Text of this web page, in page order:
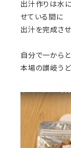
出汁作りは水
せている間に
出汁を完成させ
自分で一から
本場の讃岐う